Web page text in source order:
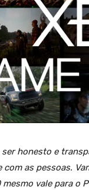
ser honesto e
as pessoas.
mesmo vale para o